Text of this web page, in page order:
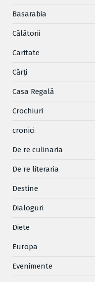
Basarabia
Cǎlǎtorii
Caritate
Cărţi
Casa Regală
Crochiuri
cronici
De re culinaria
De re literaria
Destine
Dialoguri
Diete
Europa
Evenimente